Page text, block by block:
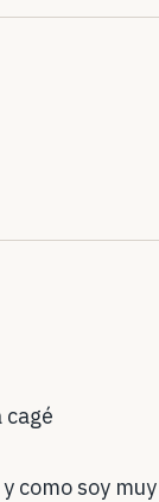
cagé
como soy muy